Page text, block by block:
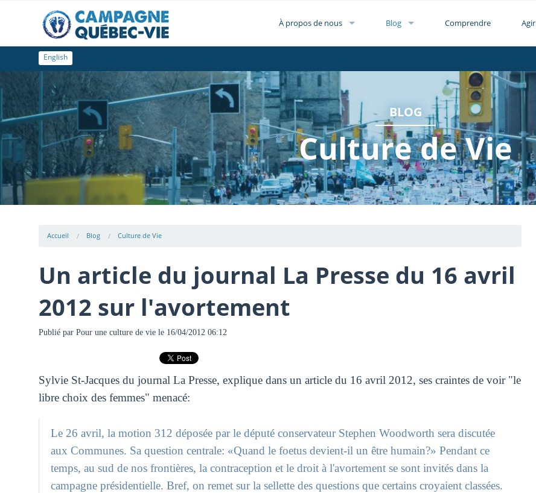
À propos de nous Blog Comprendre Agir
English
BLOG
Culture de Vie
Accueil Blog Culture de Vie
Un article du journal La Presse du 16 avril
2012 sur l'avortement
Publié par Pour une culture de viele 16/04/2012 06:12
Sylvie St-Jacques du journal La Presse, explique dans un article du 16 avril 2012, ses craintes de voir "le
libre choix des femmes" menacé:
Le 26 avril, la motion 312 déposée par le député conservateur Stephen Woodworth sera discutée
aux Communes. Sa question centrale: «Quand le foetus devient-il un être humain?» Pendant ce
temps, au sud de nos frontières, la contraception et le droit à l'avortement se sont invités dans la
campagne présidentielle. Bref, on remet sur la sellette des questions que certains croyaient classées.